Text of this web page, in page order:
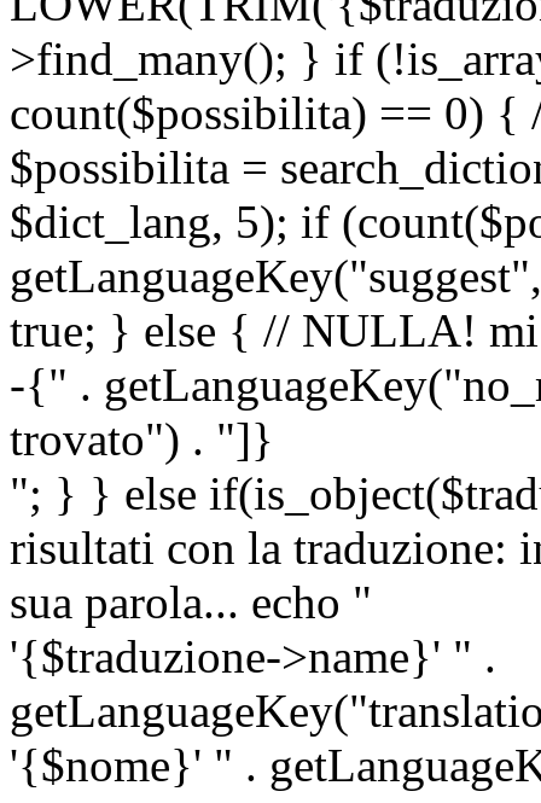
>find_many(); } if
count($possibilita) == 0) {
$possibilita =
$dict_lang, 5); if
true; } else { // NULLA! mi
-{" .
trovato") . "]}
"; } } else
risultati con la traduzione:
sua parola... echo "
'{$traduzione->name}' " .
'{$nome}' " .